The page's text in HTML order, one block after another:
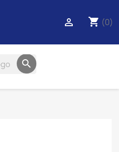
shopping_cart (0)

